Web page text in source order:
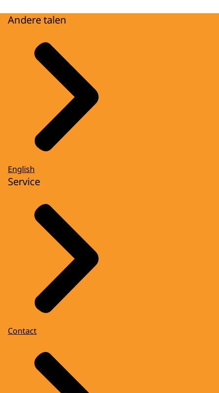
Andere talen
English
Service
Contact